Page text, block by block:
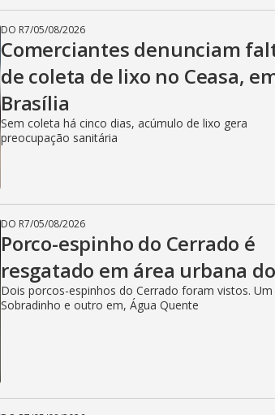
DO R7/05/08/2026
Comerciantes denunciam
de coleta de lixo no Ceasa,
Brasília
Sem coleta há cinco dias, acúmulo de lixo gera
preocupação sanitária
DO R7/05/08/2026
Porco-espinho do Cerrado é
resgatado em área urbana
Dois porcos-espinhos do Cerrado foram vistos. Um
Sobradinho e outro em, Água Quente